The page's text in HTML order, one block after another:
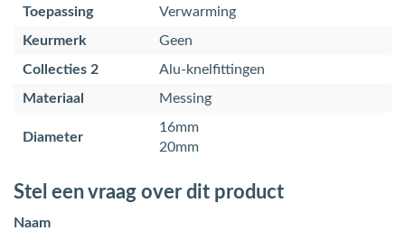
Toepassing
Verwarming
Keurmerk
Geen
Collecties 2
Alu-knelfittingen
Materiaal
Messing
Diameter
16mm
20mm
Stel een vraag over dit product
Naam